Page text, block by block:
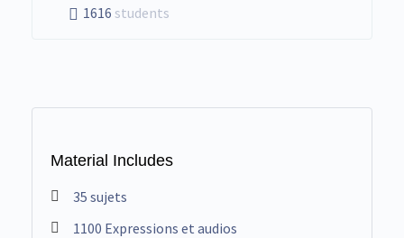
1616 students
Material Includes
35 sujets
1100 Expressions et audios